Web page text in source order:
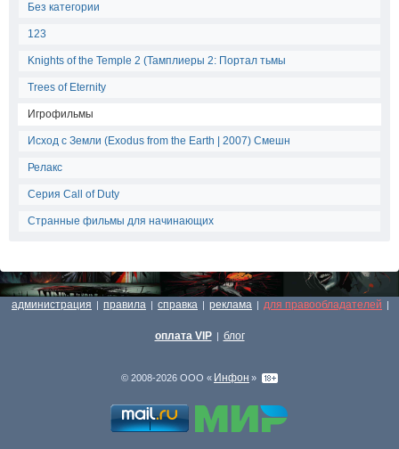
Без категории
123
Knights of the Temple 2 (Тамплиеры 2: Портал тьмы
Trees of Eternity
Игрофильмы
Исход с Земли (Exodus from the Earth | 2007) Смешн
Релакс
Серия Call of Duty
Странные фильмы для начинающих
администрация | правила | справка | реклама | для правообладателей |
оплата VIP | блог
© 2008-2026 ООО « Инфон »